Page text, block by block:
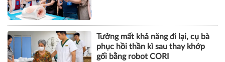
Tưởng mất khả năng đi lại, cụ bà
phục hồi thần kì sau thay khớp
gối bằng robot CORI